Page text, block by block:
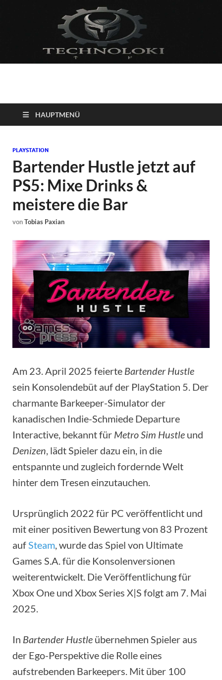
Technoloki: Gaming
und Entertainment
News
Blockbuster, Indie-Perlen und Retro-Klassiker.
HAUPTMENÜ
PLAYSTATION
Bartender Hustle jetzt auf
PS5: Mixe Drinks &
meistere die Bar
vonTobias Paxian
Am 23. April 2025 feierte Bartender Hustle
sein Konsolendebüt auf der PlayStation 5. Der
charmante Barkeeper-Simulator der
kanadischen Indie-Schmiede Departure
Interactive, bekannt für Metro Sim Hustle und
Denizen, lädt Spieler dazu ein, in die
entspannte und zugleich fordernde Welt
hinter dem Tresen einzutauchen.
Ursprünglich 2022 für PC veröffentlicht und
mit einer positiven Bewertung von 83 Prozent
aufSteam, wurde das Spiel von Ultimate
Games S.A. für die Konsolenversionen
weiterentwickelt. Die Veröffentlichung für
Xbox One und Xbox Series X|S folgt am 7. Mai
2025.
In Bartender Hustle übernehmen Spieler aus
der Ego-Perspektive die Rolle eines
aufstrebenden Barkeepers. Mit über 100